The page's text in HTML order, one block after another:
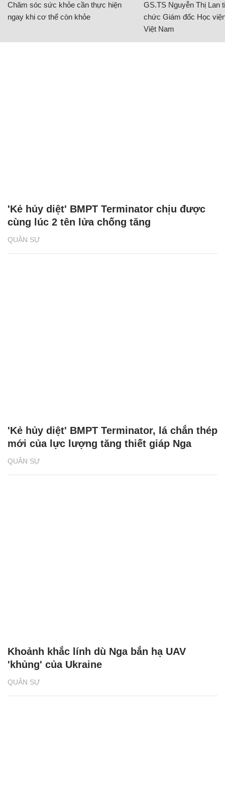
Chăm sóc sức khỏe cần thực hiện
ngay khi cơ thể còn khỏe
GS.TS Nguyễn Thị Lan
chức Giám đốc Học
Việt Nam
QUÂN SỰ
'Kẻ hủy diệt' BMPT Terminator chịu được
cùng lúc 2 tên lửa chống tăng
QUÂN SỰ
'Kẻ hủy diệt' BMPT Terminator, lá chắn thép
mới của lực lượng tăng thiết giáp Nga
QUÂN SỰ
Khoảnh khắc lính dù Nga bắn hạ UAV
'khủng' của Ukraine